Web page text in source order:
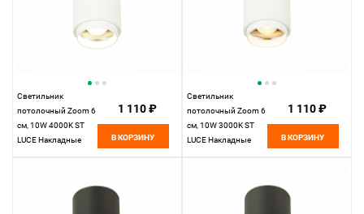
Светильник
потолочный Zoom 6
см, 10W 4000K ST
LUCE Накладные
1 110 ₽
В КОРЗИНУ
Светильник
потолочный Zoom 6
см, 10W 3000K ST
LUCE Накладные
1 110 ₽
В КОРЗИНУ